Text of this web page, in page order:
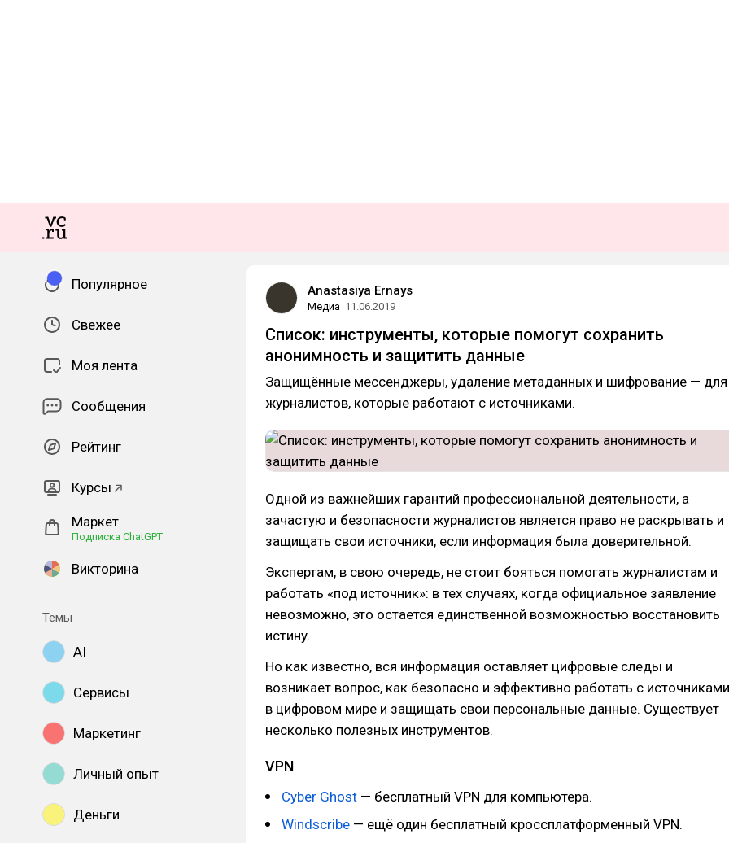
Популярное
Свежее
Моя лента
Сообщения
Рейтинг
Курсы
Маркет
Подписка ChatGPT
Викторина
Темы
AI
Сервисы
Маркетинг
Личный опыт
Деньги
Anastasiya Ernays
Медиа 11.06.2019
Список: инструменты, которые помогут сохранить
анонимность и защитить данные
Защищённые мессенджеры, удаление метаданных и шифрование — для
журналистов, которые работают с источниками.
Одной из важнейших гарантий профессиональной деятельности, а
зачастую и безопасности журналистов является право не раскрывать и
защищать свои источники, если информация была доверительной.
Экспертам, в свою очередь, не стоит бояться помогать журналистам и
работать «под источник»: в тех случаях, когда официальное заявление
невозможно, это остается единственной возможностью восстановить
истину.
Но как известно, вся информация оставляет цифровые следы и
возникает вопрос, как безопасно и эффективно работать с источниками
в цифровом мире и защищать свои персональные данные. Существует
несколько полезных инструментов.
VPN
Cyber Ghost — бесплатный VPN для компьютера.
Windscribe — ещё один бесплатный кроссплатформенный VPN.